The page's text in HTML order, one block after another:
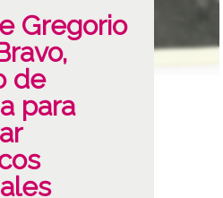
Gregorio
de
para